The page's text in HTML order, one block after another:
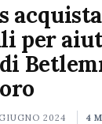
per
2024 4